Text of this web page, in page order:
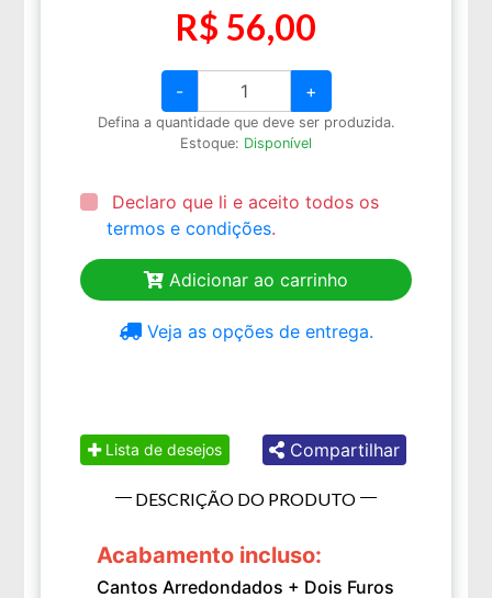
- +
Defina a quantidade que deve ser produzida.
Estoque: Disponível
Declaro que li e aceito todos os
termos e condições.
Adicionar ao carrinho
Veja as opções de entrega.
R$ 56,00
Lista de desejos Compartilhar
DESCRIÇÃO DO PRODUTO
Acabamento incluso:
Cantos Arredondados + Dois Furos